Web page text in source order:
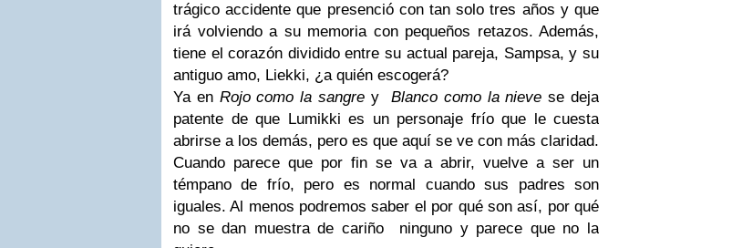
trágico accidente que presenció con tan solo tres años y que
irá volviendo a su memoria con pequeños retazos. Además,
tiene el corazón dividido entre su actual pareja, Sampsa, y su
antiguo amo, Liekki, ¿a quién escogerá?
Ya en Rojo como la sangre yBlanco como la nieve se deja
patente de que Lumikki es un personaje frío que le cuesta
abrirse a los demás, pero es que aquí se ve con más claridad.
Cuando parece que por fin se va a abrir, vuelve a ser un
témpano de frío, pero es normal cuando sus padres son
iguales. Al menos podremos saber el por qué son así, por qué
no se dan muestra de cariño ninguno y parece que no la